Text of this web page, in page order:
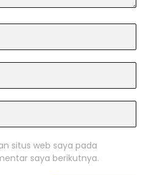
situs web saya pada
saya berikutnya.